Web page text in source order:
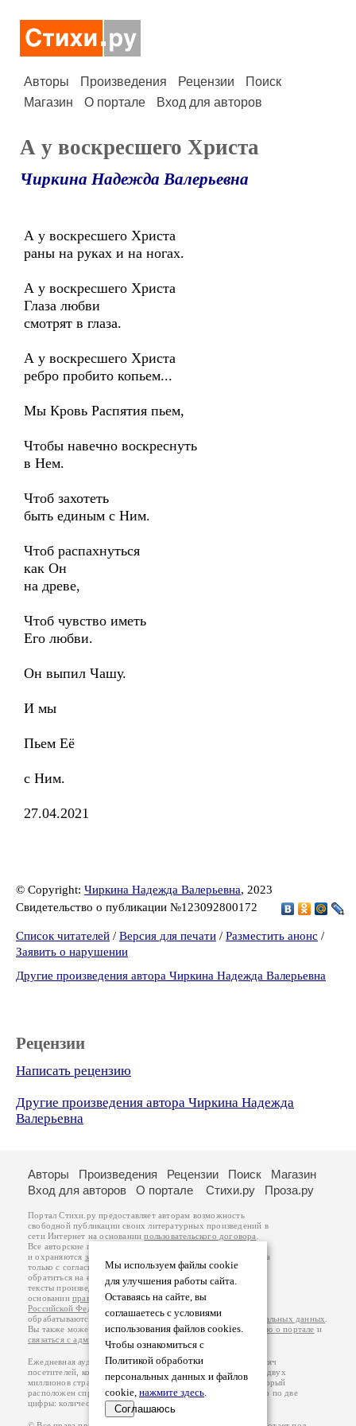
Авторы Произведения Рецензии
Поиск
Магазин
О портале Вход для авторов
А у воскресшего Христа
Чиркина Надежда Валерьевна
А у воскресшего Христа
раны на руках и на ногах.
А у воскресшего Христа
Глаза любви
смотрят в глаза.
А у воскресшего Христа
ребро пробито копьем...
Мы Кровь Распятия пьем,
Чтобы навечно воскреснуть
в Нем.
Чтоб захотеть
быть единым с Ним.
Чтоб распахнуться
как Он
на древе,
Чтоб чувство иметь
Его любви.
Он выпил Чашу.
И мы
Пьем Её
с Ним.
27.04.2021
© Copyright: Чиркина Надежда Валерьевна, 2023
Свидетельство о публикации №123092800172
Список читателей / Версия для печати / Разместить анонс /
Заявить о нарушении
Другие произведения автора Чиркина Надежда Валерьевна
Рецензии
Написать рецензию
Другие произведения автора Чиркина Надежда
Валерьевна
Мы используем файлы cookie
для улучшения работы сайта.
Оставаясь на сайте, вы
соглашаетесь с условиями
использования файлов cookies.
Чтобы ознакомиться с
Политикой обработки
персональных данных и файлов
cookie, нажмите здесь.
Соглашаюсь
Авторы Произведения Рецензии Поиск
Магазин
Вход для авторов
О портале Стихи.ру Проза.ру
Портал Стихи.ру предоставляет авторам возможность
свободной публикации своих литературных произведений в
сети Интернет на основаниипользовательского договора
Все авторские права на произведения принадлежат авторам
и охраняются законом
. Перепечатка произведений возможна
только с согласия его автора, к которому вы можете
обратиться на его авторской странице. Ответственность за
тексты произведений авторы несут самостоятельно на
основанииправил публикацииизаконодательства
Российской Федерации
обрабатываются на основанииПолитики обработки персональных данных
Вы также можете посмотреть более подробнуюинформацию о портале и
связаться с администрацией
Ежедневная аудитория портала Стихи.ру – порядка 200 тысяч
посетителей, которые в общей сумме просматривают более двух
миллионов страниц по данным счетчика посещаемости, который
расположен справа от этого текста. В каждой графе указано по две
цифры: количество просмотров и количество посетителей.